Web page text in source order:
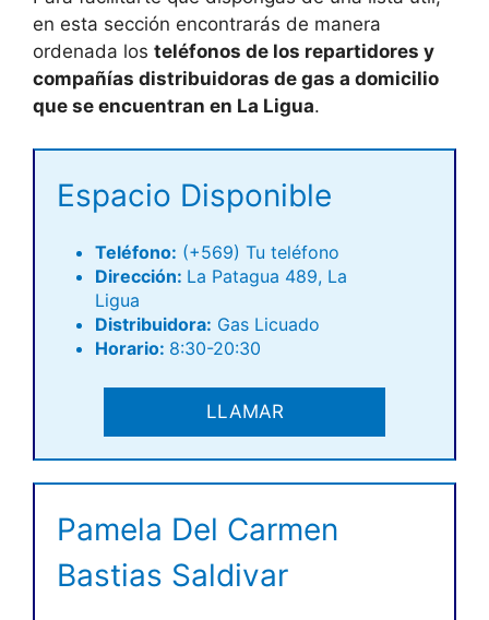
en esta sección encontrarás de manera
ordenada los teléfonos de los repartidores y
compañías distribuidoras de gas a domicilio
que se encuentran en La Ligua.
Espacio Disponible
Teléfono: (+569) Tu teléfono
Dirección: La Patagua 489, La
Ligua
Distribuidora: Gas Licuado
Horario: 8:30-20:30
LLAMAR
Pamela Del Carmen
Bastias Saldivar